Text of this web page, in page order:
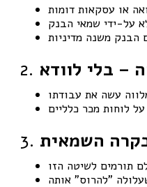
2. – בלי לוודא
3. השמאית